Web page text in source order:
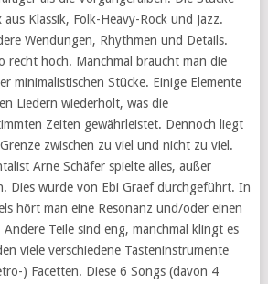
Klassik, Folk-Heavy-Rock und Jazz.
Wendungen, Rhythmen und Details.
recht hoch. Manchmal braucht man die
minimalistischen Stücke. Einige Elemente
Liedern wiederholt, was die
Zeiten gewährleistet. Dennoch liegt
zwischen zu viel und nicht zu viel.
Arne Schäfer spielte alles, außer
Dies wurde von Ebi Graef durchgeführt. In
hört man eine Resonanz und/oder einen
Teile sind eng, manchmal klingt es
viele verschiedene Tasteninstrumente
) Facetten. Diese 6 Songs (davon 4